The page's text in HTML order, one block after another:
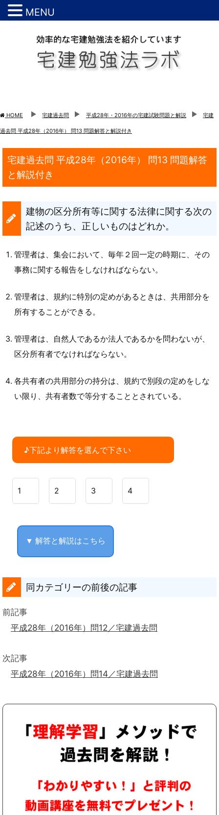
HOME 宅建過去問 平成28年・2016年の宅建試験問題と解説 宅建
過去問 平成28年（2016年） 問13 問題解答と解説付き
宅建過去問 平成28年（2016年） 問13 問題解答
と解説付き
建物の区分所有等に関する法律に関する次の
記述のうち、正しいものはどれか。
管理者は、集会において、毎年２回一定の時期に、その
事務に関する報告をしなければならない。
管理者は、規約に特別の定めがあるときは、共用部分を
所有することができる。
管理者は、自然人であるか法人であるかを問わないが、
区分所有者でなければならない。
各共有者の共用部分の持分は、規約で別段の定めをしな
い限り、共有者数で等分することとされている。
♪下記より解答を選んで下さい
1 2 3 4
▼ 解答と解説はこちら
同カテゴリーの前後の記事
前記事
平成28年（2016年）問12／宅建過去問
次記事
平成28年（2016年）問14／宅建過去問
MENU